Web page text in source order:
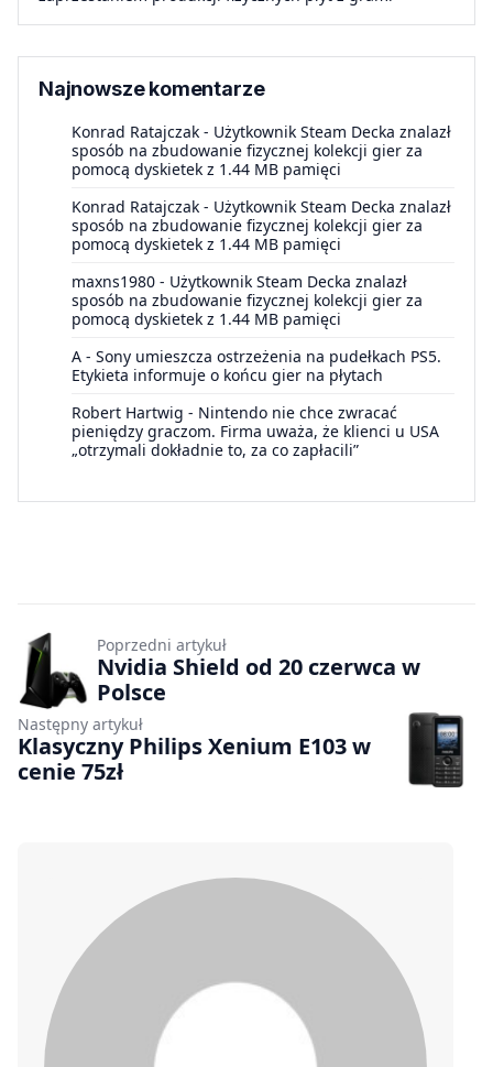
Najnowsze komentarze
Konrad Ratajczak - Użytkownik Steam Decka znalazł
sposób na zbudowanie fizycznej kolekcji gier za
pomocą dyskietek z 1.44 MB pamięci
Konrad Ratajczak - Użytkownik Steam Decka znalazł
sposób na zbudowanie fizycznej kolekcji gier za
pomocą dyskietek z 1.44 MB pamięci
maxns1980 - Użytkownik Steam Decka znalazł
sposób na zbudowanie fizycznej kolekcji gier za
pomocą dyskietek z 1.44 MB pamięci
A - Sony umieszcza ostrzeżenia na pudełkach PS5.
Etykieta informuje o końcu gier na płytach
Robert Hartwig - Nintendo nie chce zwracać
pieniędzy graczom. Firma uważa, że klienci u USA
„otrzymali dokładnie to, za co zapłacili”
Poprzedni artykuł
Nvidia Shield od 20 czerwca w
Polsce
Następny artykuł
Klasyczny Philips Xenium E103 w
cenie 75zł